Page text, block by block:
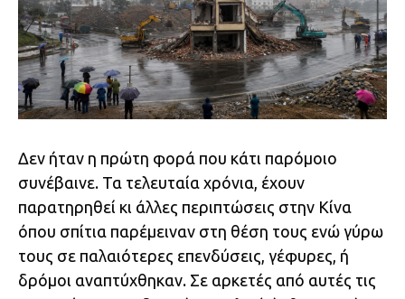
Δεν ήταν η πρώτη φορά που κάτι παρόμοιο
συνέβαινε. Τα τελευταία χρόνια, έχουν
παρατηρηθεί κι άλλες περιπτώσεις στην Κίνα
όπου σπίτια παρέμειναν στη θέση τους ενώ γύρω
τους σε παλαιότερες επενδύσεις, γέφυρες, ή
δρόμοι αναπτύχθηκαν. Σε αρκετές από αυτές τις